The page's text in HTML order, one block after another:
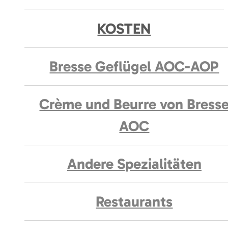
KOSTEN
Bresse Geflügel AOC-AOP
Crème und Beurre von
AOC
Andere Spezialitäten
Restaurants